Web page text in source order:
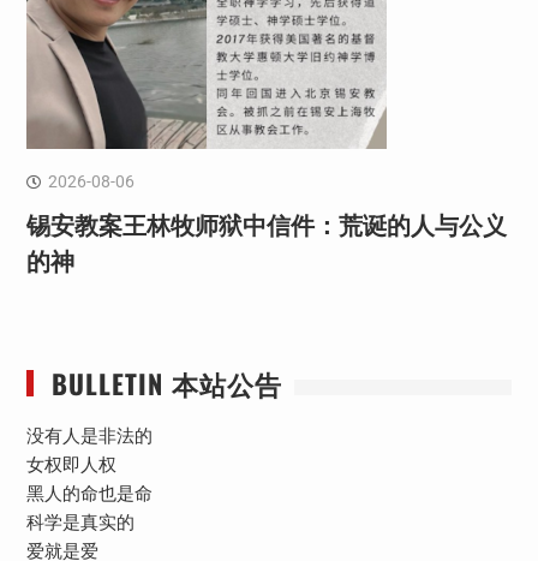
2026-08-06
锡安教案王林牧师狱中信件：荒诞的人与公义
的神
BULLETIN 本站公告
没有人是非法的
女权即人权
黑人的命也是命
科学是真实的
爱就是爱